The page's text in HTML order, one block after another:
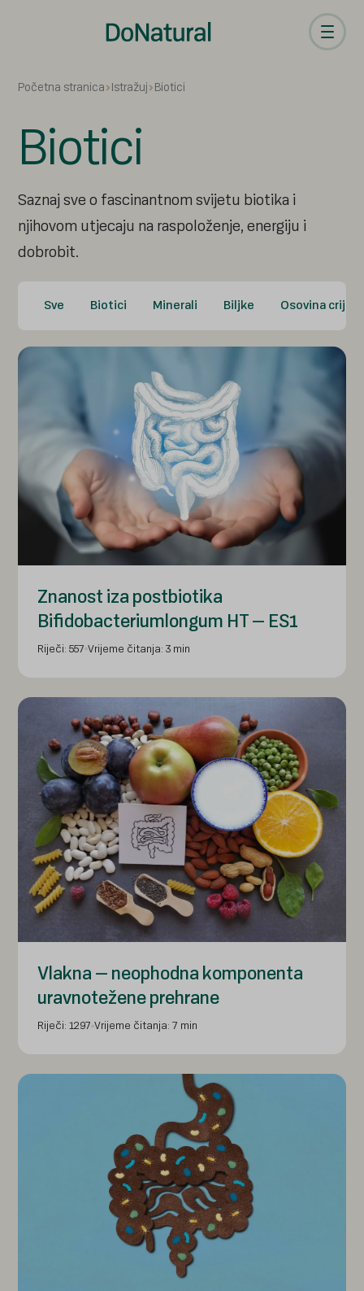
Početna stranica Istražuj Biotici
Biotici
Saznaj sve o fascinantnom svijetu biotika i
njihovom utjecaju na raspoloženje, energiju i
dobrobit.
Sve Biotici Minerali Biljke Osovina
Znanost iza postbiotika
Bifidobacteriumlongum HT – ES1
Riječi: 557 Vrijeme čitanja: 3 min
Vlakna – neophodna komponenta
uravnotežene prehrane
Riječi: 1297 Vrijeme čitanja: 7 min